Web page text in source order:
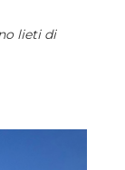
lieti di